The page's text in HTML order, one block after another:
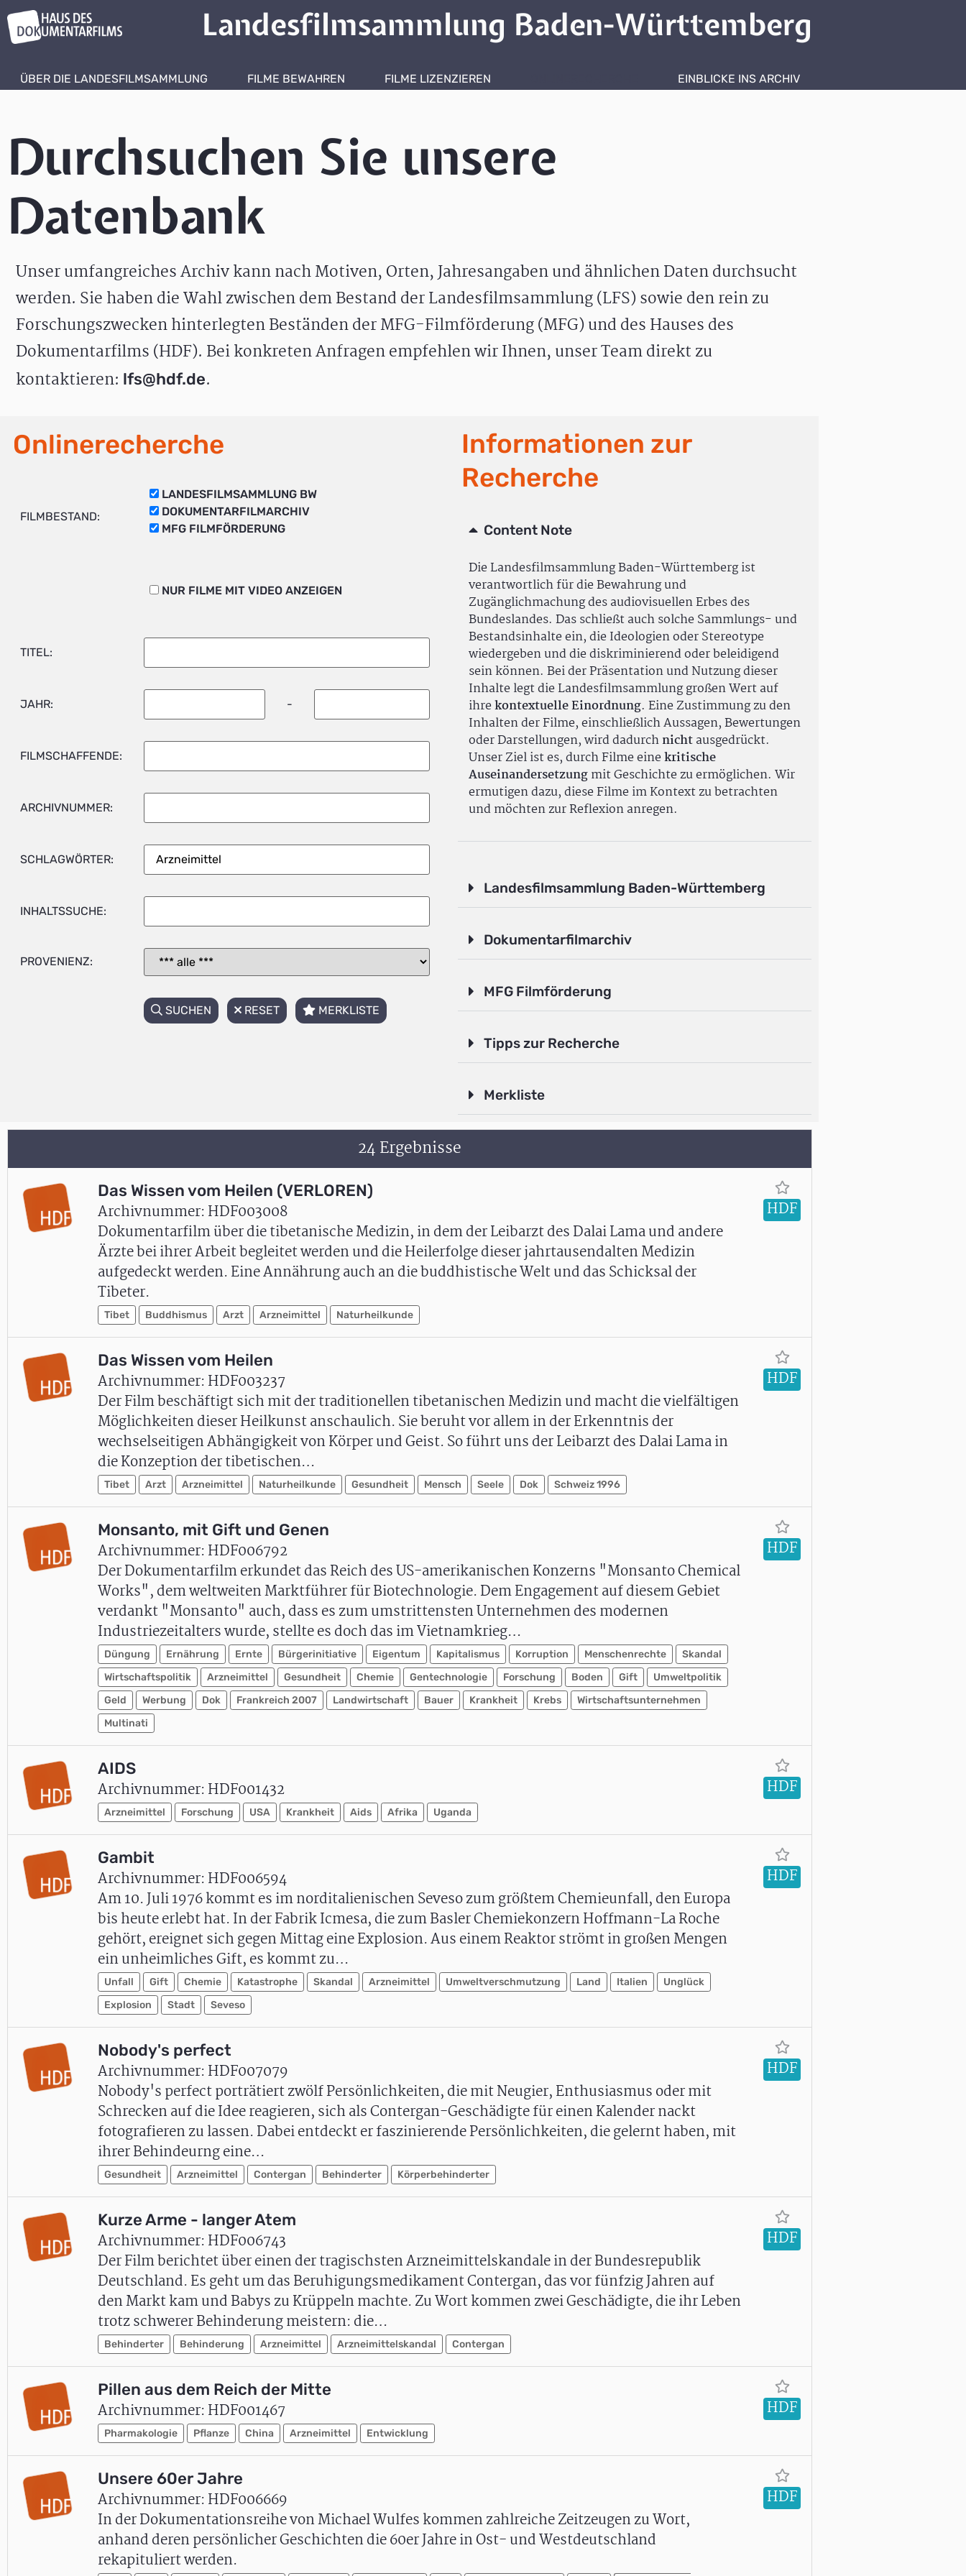
Landesfilmsammlung Baden-Württemberg
ÜBER DIE LANDESFILMSAMMLUNG FILME BEWAHREN FILME LIZENZIEREN EINBLICKE INS ARCHIV
Durchsuchen Sie unsere
Datenbank
Unser umfangreiches Archiv kann nach Motiven, Orten, Jahresangaben und ähnlichen Daten durchsucht
werden. Sie haben die Wahl zwischen dem Bestand der Landesfilmsammlung (LFS) sowie den rein zu
Forschungszwecken hinterlegten Beständen der MFG-Filmförderung (MFG) und des Hauses des
Dokumentarfilms (HDF). Bei konkreten Anfragen empfehlen wir Ihnen, unser Team direkt zu
kontaktieren: lfs@hdf.de.
Onlinerecherche
FILMBESTAND:
LANDESFILMSAMMLUNG BW
DOKUMENTARFILMARCHIV
MFG FILMFÖRDERUNG
NUR FILME MIT VIDEO ANZEIGEN
TITEL:
JAHR: -
FILMSCHAFFENDE:
ARCHIVNUMMER:
SCHLAGWÖRTER:
INHALTSSUCHE:
PROVENIENZ:
SUCHEN RESET MERKLISTE
Informationen zur
Recherche
Content Note
Die Landesfilmsammlung Baden-Württemberg ist
verantwortlich für die Bewahrung und
Zugänglichmachung des audiovisuellen Erbes des
Bundeslandes. Das schließt auch solche Sammlungs- und
Bestandsinhalte ein, die Ideologien oder Stereotype
wiedergeben und die diskriminierend oder beleidigend
sein können. Bei der Präsentation und Nutzung dieser
Inhalte legt die Landesfilmsammlung großen Wert auf
ihrekontextuelle Einordnung. Eine Zustimmung zu den
Inhalten der Filme, einschließlich Aussagen, Bewertungen
oder Darstellungen, wird dadurchnichtausgedrückt.
Unser Ziel ist es, durch Filme einekritische
Auseinandersetzungmit Geschichte zu ermöglichen. Wir
ermutigen dazu, diese Filme im Kontext zu betrachten
und möchten zur Reflexion anregen.
Landesfilmsammlung Baden-Württemberg
Dokumentarfilmarchiv
MFG Filmförderung
Tipps zur Recherche
Merkliste
24 Ergebnisse
Das Wissen vom Heilen (VERLOREN)
Archivnummer: HDF003008
Dokumentarfilm über die tibetanische Medizin, in dem der Leibarzt des Dalai Lama und andere
Ärzte bei ihrer Arbeit begleitet werden und die Heilerfolge dieser jahrtausendalten Medizin
aufgedeckt werden. Eine Annährung auch an die buddhistische Welt und das Schicksal der
Tibeter.
Tibet Buddhismus Arzt Arzneimittel Naturheilkunde
HDF
Das Wissen vom Heilen
Archivnummer: HDF003237
Der Film beschäftigt sich mit der traditionellen tibetanischen Medizin und macht die vielfältigen
Möglichkeiten dieser Heilkunst anschaulich. Sie beruht vor allem in der Erkenntnis der
wechselseitigen Abhängigkeit von Körper und Geist. So führt uns der Leibarzt des Dalai Lama in
die Konzeption der tibetischen…
Tibet Arzt Arzneimittel Naturheilkunde Gesundheit Mensch Seele Dok Schweiz 1996
HDF
Monsanto, mit Gift und Genen
Archivnummer: HDF006792
Der Dokumentarfilm erkundet das Reich des US-amerikanischen Konzerns "Monsanto Chemical
Works", dem weltweiten Marktführer für Biotechnologie. Dem Engagement auf diesem Gebiet
verdankt "Monsanto" auch, dass es zum umstrittensten Unternehmen des modernen
Industriezeitalters wurde, stellte es doch das im Vietnamkrieg…
Düngung Ernährung Ernte Bürgerinitiative Eigentum Kapitalismus Korruption Menschenrechte
Skandal
Wirtschaftspolitik
Arzneimittel Gesundheit Chemie Gentechnologie Forschung Boden Gift
Umweltpolitik
Geld
Werbung Dok Frankreich 2007 Landwirtschaft Bauer Krankheit Krebs
Wirtschaftsunternehmen
Multinati
HDF
AIDS
Archivnummer: HDF001432
Arzneimittel Forschung USA Krankheit Aids Afrika Uganda
HDF
Gambit
Archivnummer: HDF006594
Am 10. Juli 1976 kommt es im norditalienischen Seveso zum größtem Chemieunfall, den Europa
bis heute erlebt hat. In der Fabrik Icmesa, die zum Basler Chemiekonzern Hoffmann-La Roche
gehört, ereignet sich gegen Mittag eine Explosion. Aus einem Reaktor strömt in großen Mengen
ein unheimliches Gift, es kommt zu…
Unfall Gift Chemie Katastrophe Skandal Arzneimittel Umweltverschmutzung Land Italien
Unglück
Explosion
Stadt Seveso
HDF
Nobody's perfect
Archivnummer: HDF007079
Nobody's perfect porträtiert zwölf Persönlichkeiten, die mit Neugier, Enthusiasmus oder mit
Schrecken auf die Idee reagieren, sich als Contergan-Geschädigte für einen Kalender nackt
fotografieren zu lassen. Dabei entdeckt er faszinierende Persönlichkeiten, die gelernt haben, mit
ihrer Behindeurng eine…
Gesundheit Arzneimittel Contergan Behinderter Körperbehinderter
HDF
Kurze Arme - langer Atem
Archivnummer: HDF006743
Der Film berichtet über einen der tragischsten Arzneimittelskandale in der Bundesrepublik
Deutschland. Es geht um das Beruhigungsmedikament Contergan, das vor fünfzig Jahren auf
den Markt kam und Babys zu Krüppeln machte. Zu Wort kommen zwei Geschädigte, die ihr Leben
trotz schwerer Behinderung meistern: die…
Behinderter Behinderung Arzneimittel Arzneimittelskandal Contergan
HDF
Pillen aus dem Reich der Mitte
Archivnummer: HDF001467
Pharmakologie Pflanze China Arzneimittel Entwicklung
HDF
Unsere 60er Jahre
Archivnummer: HDF006669
In der Dokumentationsreihe von Michael Wulfes kommen zahlreiche Zeitzeugen zu Wort,
anhand deren persönlicher Geschichten die 60er Jahre in Ost- und Westdeutschland
rekapituliert werden.
HDF